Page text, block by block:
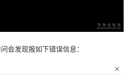
会发现报如下错误信息：